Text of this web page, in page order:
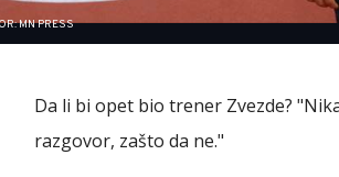
MN PRESS
Da li bi opet bio trener Zvezde?
razgovor, zašto da ne."